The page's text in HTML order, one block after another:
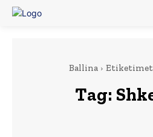
Ballina Etiketimet
Tag: